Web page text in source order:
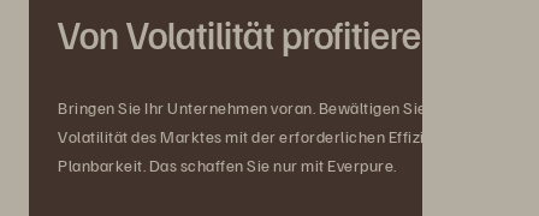
Von Volatilität profitieren
Bringen Sie Ihr Unternehmen voran. Bewältigen Sie die
Volatilität des Marktes mit der erforderlichen Effizienz und
Planbarkeit. Das schaffen Sie nur mit Everpure.